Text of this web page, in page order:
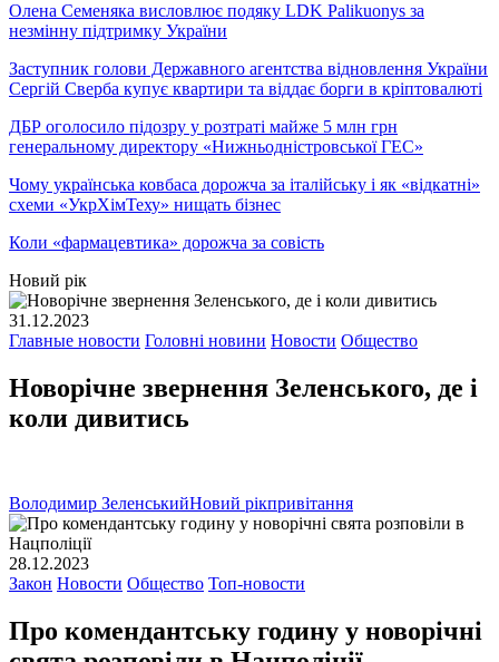
Олена Семеняка висловлює подяку LDK Palikuonys за
незмінну підтримку України
Заступник голови Державного агентства відновлення України
Сергій Сверба купує квартири та віддає борги в кріптовалюті
ДБР оголосило підозру у розтраті майже 5 млн грн
генеральному директору «Нижньодністровської ГЕС»
Чому українська ковбаса дорожча за італійську і як «відкатні»
схеми «УкрХімТеху» нищать бізнес
Коли «фармацевтика» дорожча за совість
Новий рік
31.12.2023
Главные новости Головні новини Новости Общество
Новорічне звернення Зеленського, де і
коли дивитись
Володимир ЗеленськийНовий рікпривітання
28.12.2023
Закон Новости Общество Топ-новости
Про комендантську годину у новорічні